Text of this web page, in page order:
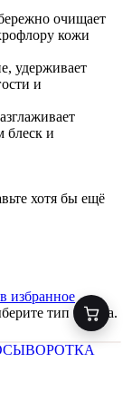
очищает
кожи
удерживает
и
блеск и
хотя бы ещё
избранное
тип товара.